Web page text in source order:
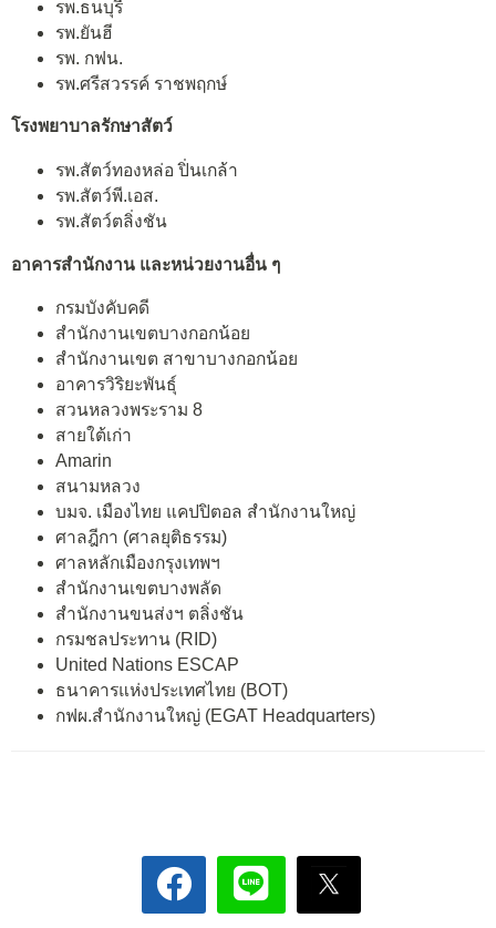
รพ.ธนบุรี
รพ.ยันฮี
รพ. กฟน.
รพ.ศรีสวรรค์ ราชพฤกษ์
โรงพยาบาลรักษาสัตว์
รพ.สัตว์ทองหล่อ ปิ่นเกล้า
รพ.สัตว์พี.เอส.
รพ.สัตว์ตลิ่งชัน
อาคารสำนักงาน และหน่วยงานอื่น ๆ
กรมบังคับคดี
สำนักงานเขตบางกอกน้อย
สำนักงานเขต สาขาบางกอกน้อย
อาคารวิริยะพันธุ์
สวนหลวงพระราม 8
สายใต้เก่า
Amarin
สนามหลวง
บมจ. เมืองไทย แคปปิตอล สำนักงานใหญ่
ศาลฎีกา (ศาลยุติธรรม)
ศาลหลักเมืองกรุงเทพฯ
สำนักงานเขตบางพลัด
สำนักงานขนส่งฯ ตลิ่งชัน
กรมชลประทาน (RID)
United Nations ESCAP
ธนาคารแห่งประเทศไทย (BOT)
กฟผ.สำนักงานใหญ่ (EGAT Headquarters)